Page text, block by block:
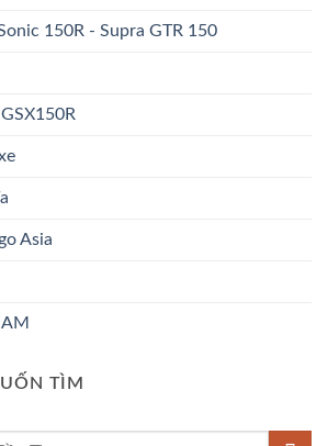
150R - Supra GTR 150
Asia
TÌM